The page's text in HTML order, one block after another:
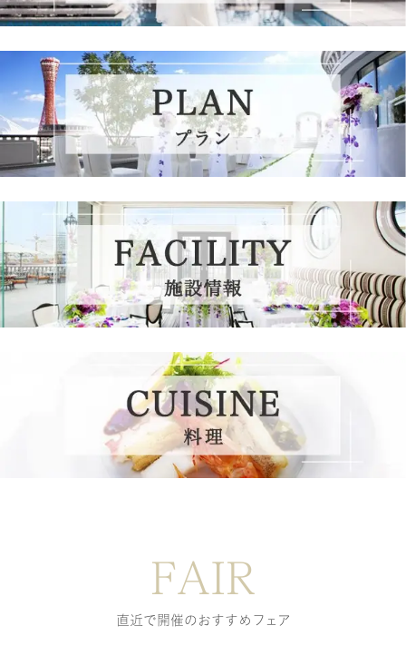
FAIR
直近で開催のおすすめフェア